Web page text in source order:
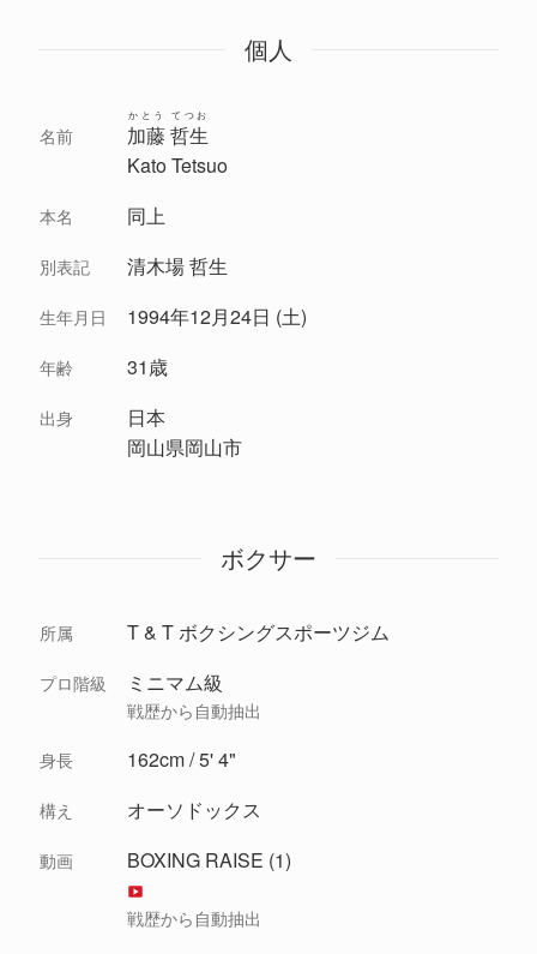
個人
名前 加藤 哲生
かとう てつお
Kato Tetsuo
本名 同上
別表記 清木場 哲生
生年月日 1994年12月24日 (土)
年齢 31歳
出身
日本
岡山県岡山市
ボクサー
所属 T & T ボクシングスポーツジム
プロ階級 ミニマム級
戦歴から自動抽出
身長 162cm / 5' 4"
構え オーソドックス
動画 BOXING RAISE (1)
戦歴から自動抽出